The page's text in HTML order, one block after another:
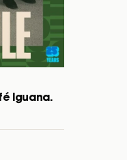
Iguana.